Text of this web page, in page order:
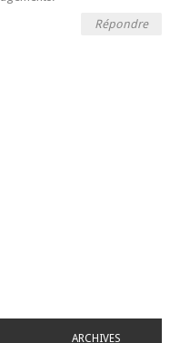
Répondre
ARCHIVES